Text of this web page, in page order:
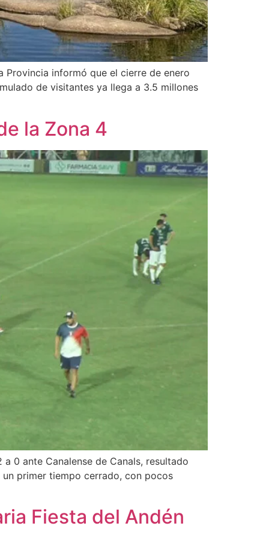
Provincia informó que el cierre de enero
de visitantes ya llega a 3.5 millones
la Zona 4
0 ante Canalense de Canals, resultado
primer tiempo cerrado, con pocos
Fiesta del Andén